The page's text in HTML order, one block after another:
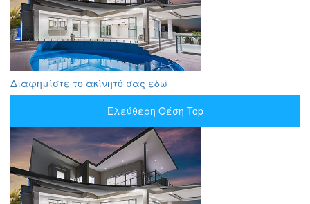
Διαφημίστε το ακίνητό σας εδώ
Ελεύθερη Θέση Top